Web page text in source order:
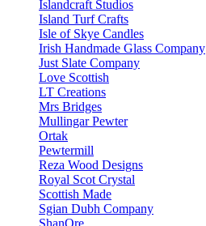
Islandcraft Studios
Island Turf Crafts
Isle of Skye Candles
Irish Handmade Glass Company
Just Slate Company
Love Scottish
LT Creations
Mrs Bridges
Mullingar Pewter
Ortak
Pewtermill
Reza Wood Designs
Royal Scot Crystal
Scottish Made
Sgian Dubh Company
ShanOre